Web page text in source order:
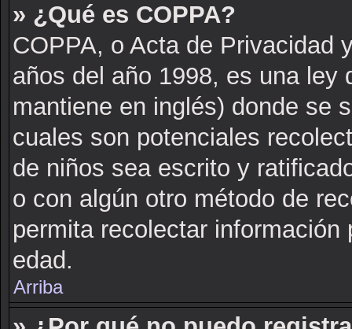
» ¿Qué es COPPA?
COPPA, o Acta de Privacidad
años del año 1998, es una ley
mantiene en inglés) donde se
cuales son potenciales
de niños sea escrito y
o con algún otro método de
permita recolectar
edad.
Arriba